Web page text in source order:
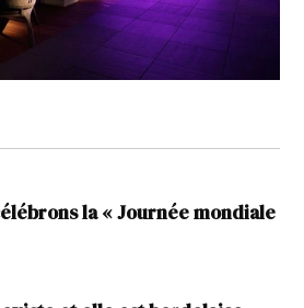
la « Journée mondiale